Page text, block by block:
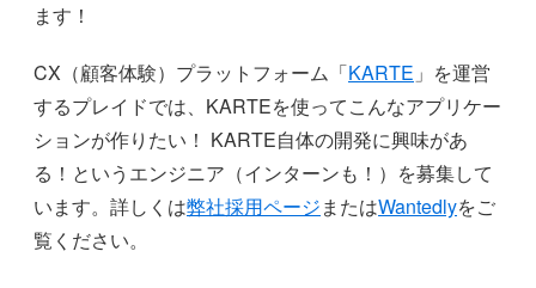
ます！
CX（顧客体験）プラットフォーム「KARTE 」を運営
するプレイドでは、KARTEを使ってこんなアプリケー
ションが作りたい！ KARTE自体の開発に興味があ
る！というエンジニア（インターンも！）を募集して
います。詳しくは弊社採用ページまたはWantedlyをご
覧ください。